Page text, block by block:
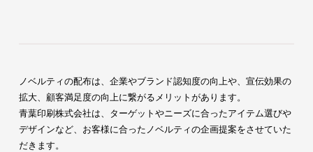
ノベルティの配布は、企業やブランド認知度の向上や、宣伝効果の
拡大、顧客満足度の向上に繋がるメリットがあります。
青葉印刷株式会社は、ターゲットやニーズに合ったアイテム選びや
デザインなど、お客様に合ったノベルティの企画提案をさせていた
だきます。